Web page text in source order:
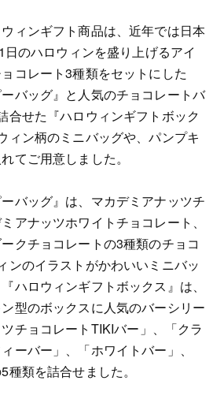
ィンギフト商品は、近年では日本
のハロウィンを盛り上げるアイ
コレート3種類をセットにした
ーバッグ』と人気のチョコレートバ
合せた『ハロウィンギフトボック
ィン柄のミニバッグや、パンプキ
てご用意しました。
ーバッグ』は、マカデミアナッツチ
アナッツホワイトチョコレート、
クチョコレートの3種類のチョコ
ンのイラストがかわいいミニバッ
ハロウィンギフトボックス』は、
型のボックスに人気のバーシリー
チョコレートTIKIバー」、「クラ
ーバー」、「ホワイトバー」、
種類を詰合せました。